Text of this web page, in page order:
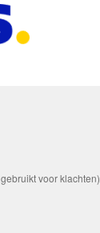
voor klachten)